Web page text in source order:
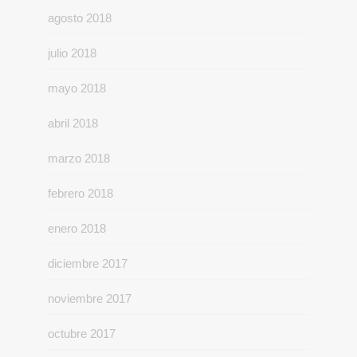
agosto 2018
julio 2018
mayo 2018
abril 2018
marzo 2018
febrero 2018
enero 2018
diciembre 2017
noviembre 2017
octubre 2017